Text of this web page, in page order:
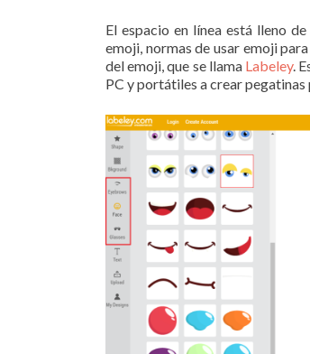
El espacio en línea está lleno
emoji, normas de usar emoji
del emoji, que se llama Labeley.
PC y portátiles a crear